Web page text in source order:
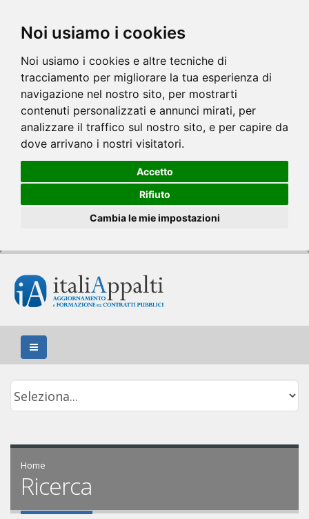
Noi usiamo i cookies
Noi usiamo i cookies e altre tecniche di
tracciamento per migliorare la tua esperienza di
navigazione nel nostro sito, per mostrarti
contenuti personalizzati e annunci mirati, per
analizzare il traffico sul nostro sito, e per capire da
dove arrivano i nostri visitatori.
Accetto
Rifiuto
Cambia le mie impostazioni
Home
Ricerca